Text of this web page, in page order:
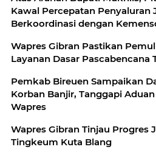
Kawal Percepatan Penyaluran
Berkoordinasi dengan
Wapres Gibran Pastikan
Layanan Dasar Pascabencana
Pemkab Bireuen Sampaikan
Korban Banjir, Tanggapi
Wapres
Wapres Gibran Tinjau Progres
Tingkeum Kuta Blang